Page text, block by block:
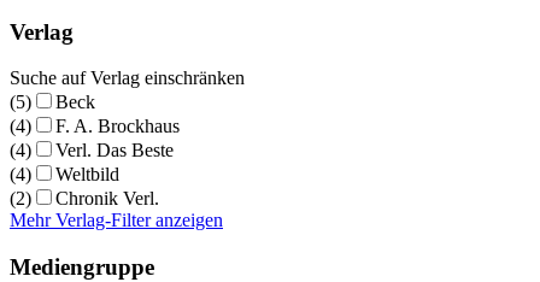
Verlag
Suche auf Verlag einschränken
(5)
Beck
(4)
F. A. Brockhaus
(4)
Verl. Das Beste
(4)
Weltbild
(2)
Chronik Verl.
Mehr Verlag-Filter anzeigen
Mediengruppe